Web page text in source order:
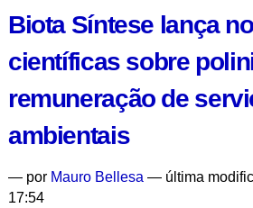
formação
redes
e
justiça
ambiental
Biota Síntese lança
científicas sobre
remuneração de
ambientais
— por Mauro Bellesa — última
17:54